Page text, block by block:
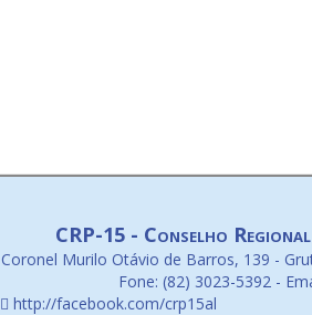
CRP-15 - Conselho
Murilo Otávio de Barros, 139 -
Fone: (82) 3023-5392 -
http://facebook.com/crp15al